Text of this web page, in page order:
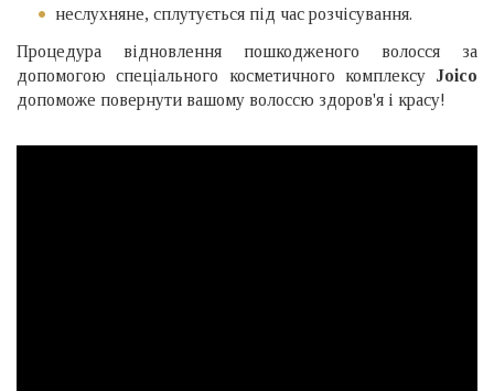
неслухняне, сплутується під час розчісування.
Процедура відновлення пошкодженого волосся за
допомогою спеціального косметичного комплексу Joico
допоможе повернути вашому волоссю здоров'я і красу!